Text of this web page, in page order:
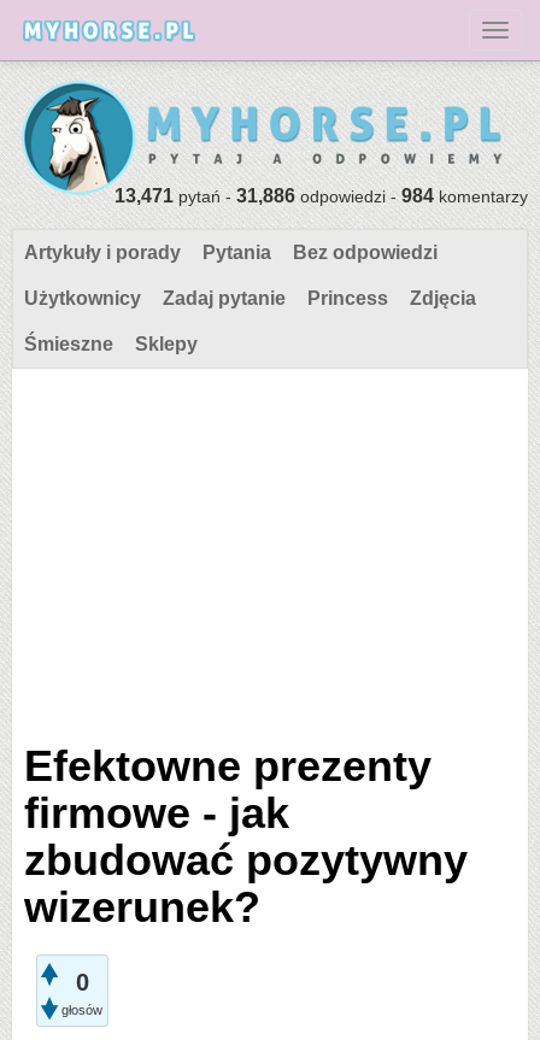
13,471pytań -31,886odpowiedzi -984komentarzy
Artykuły i porady Pytania Bez odpowiedzi
Użytkownicy Zadaj pytanie Princess Zdjęcia
Śmieszne Sklepy
Efektowne prezenty
firmowe - jak
zbudować pozytywny
wizerunek?
0
głosów